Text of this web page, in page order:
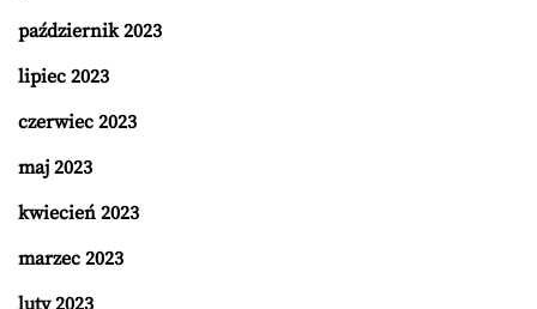
październik 2023
lipiec 2023
czerwiec 2023
maj 2023
kwiecień 2023
marzec 2023